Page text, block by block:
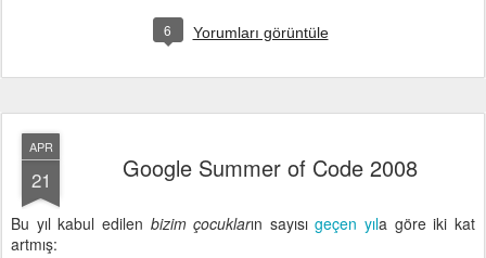
6 Yorumları görüntüle
APR
21 Google Summer of Code 2008
Bu yıl kabul edilen bizim çocukların sayısıgeçen yıla göre iki kat
artmış: